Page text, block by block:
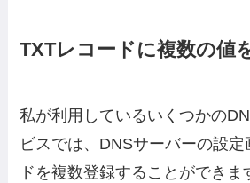
TXTレコードに複数の値
私が利用しているいくつかの
ビスでは、DNSサーバーの設
ドを複数登録することができま